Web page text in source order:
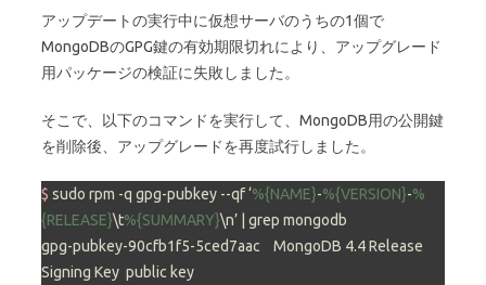
アップデートの実行中に仮想サーバのうちの1個で
MongoDBのGPG鍵の有効期限切れにより、アップグレード
用パッケージの検証に失敗しました。
そこで、以下のコマンドを実行して、MongoDB用の公開鍵
を削除後、アップグレードを再度試行しました。
$ sudo rpm -q gpg-pubkey --qf ‘%{NAME}-%{VERSION}-%
{RELEASE}\t%{SUMMARY}\n’ |
grep mongodb
gpg-pubkey-90cfb1f5-5ced7aac    MongoDB 4.4 Release
Signing Key  public key